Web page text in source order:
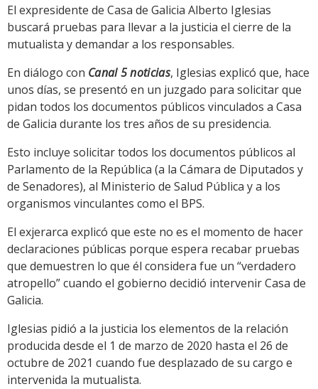
Link
El expresidente de Casa de Galicia Alberto Iglesias
buscará pruebas para llevar a la justicia el cierre de la
mutualista y demandar a los responsables.
En diálogo con Canal 5 noticias, Iglesias explicó que, hace
unos días, se presentó en un juzgado para solicitar que
pidan todos los documentos públicos vinculados a Casa
de Galicia durante los tres años de su presidencia.
Esto incluye solicitar todos los documentos públicos al
Parlamento de la República (a la Cámara de Diputados y
de Senadores), al Ministerio de Salud Pública y a los
organismos vinculantes como el BPS.
El exjerarca explicó que este no es el momento de hacer
declaraciones públicas porque espera recabar pruebas
que demuestren lo que él considera fue un “verdadero
atropello” cuando el gobierno decidió intervenir Casa de
Galicia.
Iglesias pidió a la justicia los elementos de la relación
producida desde el 1 de marzo de 2020 hasta el 26 de
octubre de 2021 cuando fue desplazado de su cargo e
intervenida la mutualista.